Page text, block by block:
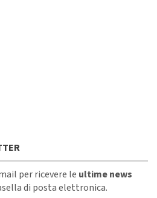
per ricevere le ultime news
di posta elettronica.